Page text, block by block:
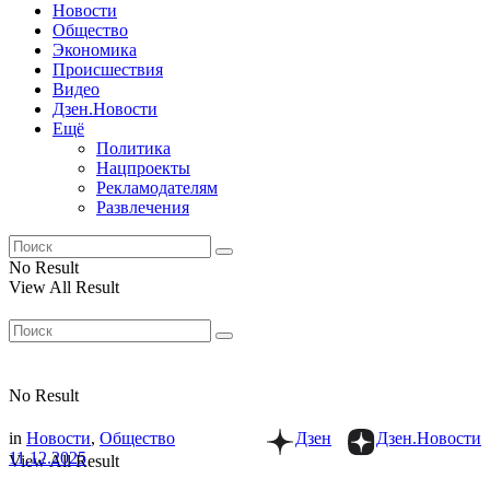
Новости
Общество
Экономика
Происшествия
Видео
Дзен.Новости
Ещё
Политика
Нацпроекты
Рекламодателям
Развлечения
No Result
View All Result
No Result
View All Result
Дзен.Новости
Дзен
in Новости, Общество
11.12.2025